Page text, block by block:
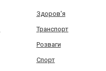
Здоров'я
Транспорт
Розваги
Спорт